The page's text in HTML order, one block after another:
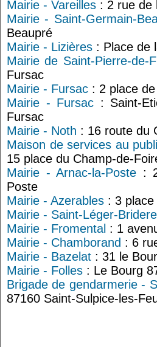
Mairie - Vareilles : 2 rue de
Mairie - Saint-Germain-
Beaupré
Mairie - Lizières : Place de
Mairie de Saint-Pierre-de-
Fursac
Mairie - Fursac : 2 place
Mairie - Fursac : Saint-
Fursac
Mairie - Noth : 16 route du
Maison de services au
15 place du Champ-de-
Mairie - Arnac-la-Poste :
Poste
Mairie - Azerables : 3
Mairie - Saint-Léger-
Mairie - Fromental : 1
Mairie - Chamborand : 6
Mairie - Bazelat : 31 le
Mairie - Folles : Le Bourg
Brigade de gendarmerie -
87160 Saint-Sulpice-les-